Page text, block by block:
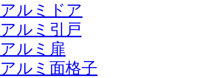
アルミドア
アルミ引戸
アルミ扉
アルミ面格子